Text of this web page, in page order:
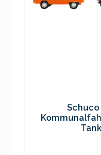
Schuco